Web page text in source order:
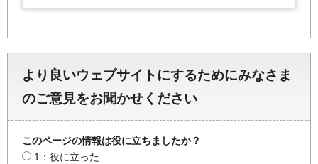
より良いウェブサイトにするためにみなさま
のご意見をお聞かせください
このページの情報は役に立ちましたか？
1：役に立った